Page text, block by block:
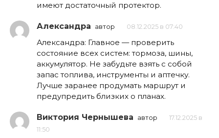
имеют достаточный протектор.
Александра автор 08.12.2025 в 07:40
Александра: Главное — проверить
состояние всех систем: тормоза, шины,
аккумулятор. Не забудьте взять с собой
запас топлива, инструменты и аптечку.
Лучше заранее продумать маршрут и
предупредить близких о планах.
Виктория Чернышева автор
17.12.2025 в
11:50